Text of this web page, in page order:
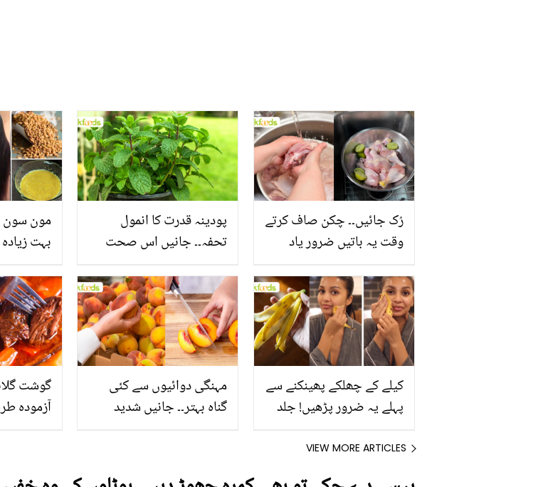
مون سون
بہت
بنانے کے
پودینہ قدرت کا انمول
تحفہ۔۔ جانیں اس صحت
انگیز طبی فوائد
رُک جائیں۔۔ چکن صاف کرتے
وقت یہ باتیں ضرور یاد
آزمودہ
مہنگی دوائیوں سے کئی
گناہ بہتر۔۔ جانیں شدید
کیلے کے چھلکے پھینکنے سے
پہلے یہ ضرور پڑھیں! جلد
اور قدرتی حل
VIEW MORE ARTICLES